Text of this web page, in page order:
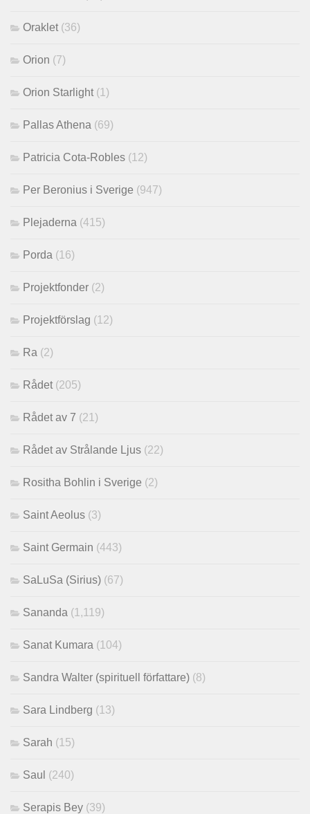
Oraklet (36)
Orion (7)
Orion Starlight (1)
Pallas Athena (69)
Patricia Cota-Robles (12)
Per Beronius i Sverige (947)
Plejaderna (415)
Porda (16)
Projektfonder (2)
Projektförslag (12)
Ra (2)
Rådet (205)
Rådet av 7 (21)
Rådet av Strålande Ljus (22)
Rositha Bohlin i Sverige (2)
Saint Aeolus (3)
Saint Germain (443)
SaLuSa (Sirius) (67)
Sananda (1,119)
Sanat Kumara (104)
Sandra Walter (spirituell författare) (8)
Sara Lindberg (13)
Sarah (15)
Saul (240)
Serapis Bey (39)